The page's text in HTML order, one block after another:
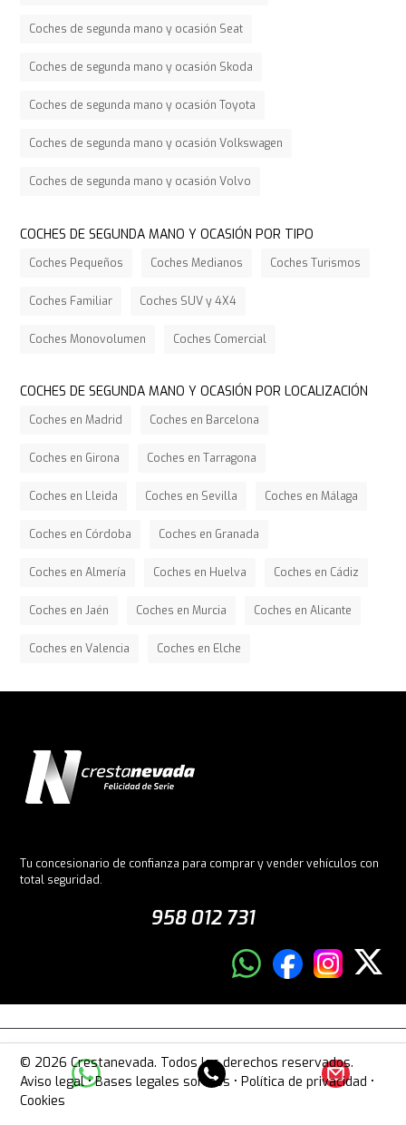
Coches de segunda mano y ocasión Seat
Coches de segunda mano y ocasión Skoda
Coches de segunda mano y ocasión Toyota
Coches de segunda mano y ocasión Volkswagen
Coches de segunda mano y ocasión Volvo
COCHES DE SEGUNDA MANO Y OCASIÓN POR TIPO
Coches Pequeños Coches Medianos Coches Turismos
Coches Familiar Coches SUV y 4X4
Coches Monovolumen Coches Comercial
COCHES DE SEGUNDA MANO Y OCASIÓN POR LOCALIZACIÓN
Coches en Madrid Coches en Barcelona
Coches en Girona Coches en Tarragona
Coches en Lleida Coches en Sevilla Coches en Málaga
Coches en Córdoba Coches en Granada
Coches en Almería Coches en Huelva Coches en Cádiz
Coches en Jaén Coches en Murcia Coches en Alicante
Coches en Valencia Coches en Elche
Tu concesionario de confianza para comprar y vender vehículos con
total seguridad.
958 012 731
© 2026 Crestanevada. Todos los derechos reservados.
Aviso legal•Bases legales sorteos •Política de privacidad •
Cookies